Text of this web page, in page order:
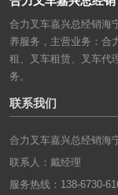
合力叉车嘉兴总经销海
养服务，主营业务：合
租、叉车租赁、叉车代
务。
联系我们
合力叉车嘉兴总经销海
联系人：戴经理
服务热线：138-6730-